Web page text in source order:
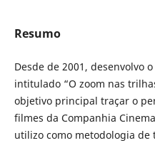
Resumo
Desde de 2001, desenvolvo
intitulado “O zoom nas
objetivo principal traçar o
filmes da Companhia
utilizo como metodologia de